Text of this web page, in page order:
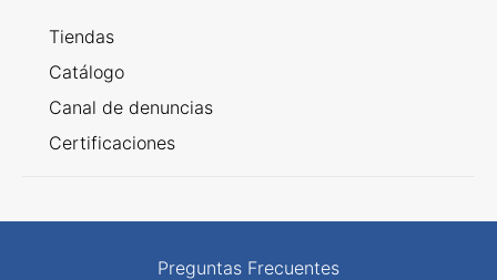
Tiendas
Catálogo
Canal de denuncias
Certificaciones
Preguntas Frecuentes